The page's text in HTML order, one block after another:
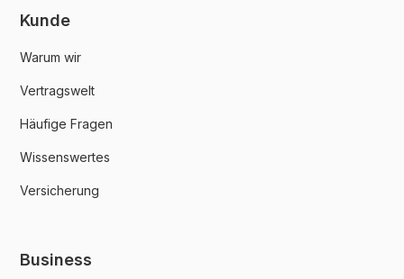
Kunde
Warum wir
Vertragswelt
Häufige Fragen
Wissenswertes
Versicherung
Business